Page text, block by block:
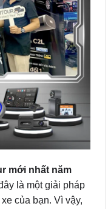
mới nhất năm
là một giải pháp
của bạn. Vì vậy,